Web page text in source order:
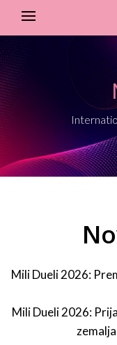
Mili Dueli 2026:
Mili Dueli 2026: